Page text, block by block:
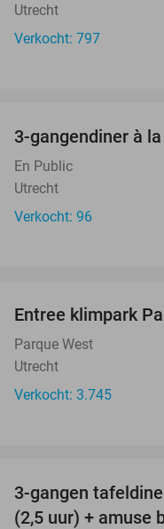
Utrecht
Verkocht: 797
3-gangendiner à
En Public
Utrecht
Verkocht: 96
Entree klimpark
Parque West
Utrecht
Verkocht: 3.745
3-gangen
(2,5 uur) + amuse